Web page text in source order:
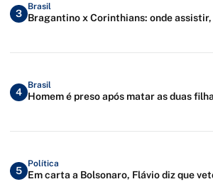
3
Brasil
Bragantino x Corinthians: onde
4
Brasil
Homem é preso após matar as duas
5
Política
Em carta a Bolsonaro, Flávio diz que